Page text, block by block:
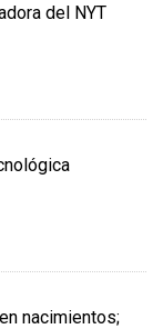
del NYT
nacimientos;